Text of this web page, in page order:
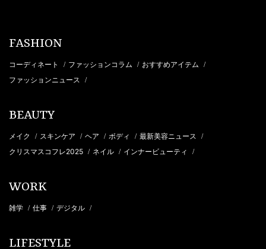
FASHION
コーディネート / ファッションコラム / おすすめアイテム /
ファッションニュース /
BEAUTY
メイク / スキンケア / ヘア / ボディ / 最新美容ニュース /
クリスマスコフレ2025 / ネイル / インナービューティ /
WORK
雑学 / 仕事 / デジタル /
LIFESTYLE